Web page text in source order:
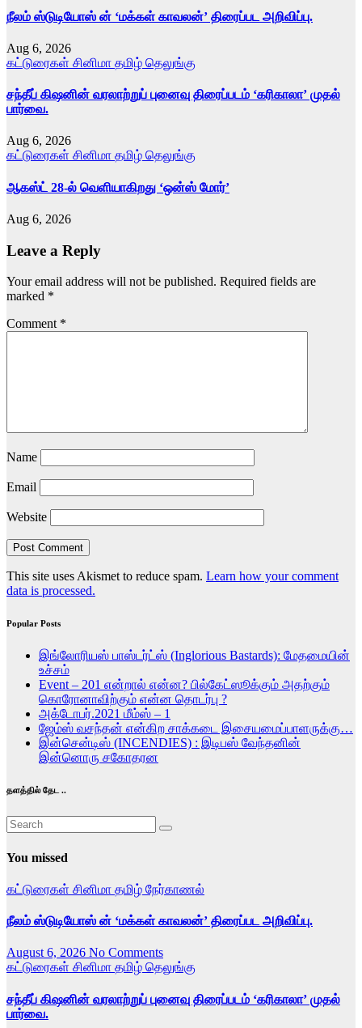
நீலம் ஸ்டுடியோஸ் ன் ‘மக்கள் காவலன்’ திரைப்பட அறிவிப்பு.
Aug 6, 2026
கட்டுரைகள் சினிமா தமிழ் தெலுங்கு
சந்தீப் கிஷனின் வரலாற்றுப் புனைவு திரைப்படம் ‘கரிகாலா’ முதல்
பார்வை.
Aug 6, 2026
கட்டுரைகள் சினிமா தமிழ் தெலுங்கு
ஆகஸ்ட் 28-ல் வெளியாகிறது ‘ஒன்ஸ் மோர்’
Aug 6, 2026
Leave a Reply
Your email address will not be published. Required fields are
marked *
Comment *
Name
Email
Website
This site uses Akismet to reduce spam. Learn how your comment
data is processed.
Popular Posts
இங்லோரியஸ் பாஸ்டர்ட்ஸ் (Inglorious Bastards): மேதமையின்
உச்சம்
Event – 201 என்றால் என்ன? பில்கேட்ஸூக்கும் அதற்கும்
கொரோனாவிற்கும் என்ன தொடர்பு ?
அக்டோபர்.2021 மீம்ஸ் – 1
ஜேம்ஸ் வசந்தன் என்கிற சாக்கடை இசையமைப்பாளருக்கு…
இன்சென்டிஸ் (INCENDIES) : இடிபஸ் வேந்தனின்
இன்னொரு சகோதரன
தளத்தில் தேட ..
You missed
கட்டுரைகள் சினிமா தமிழ் நேர்காணல்
நீலம் ஸ்டுடியோஸ் ன் ‘மக்கள் காவலன்’ திரைப்பட அறிவிப்பு.
August 6, 2026 No Comments
கட்டுரைகள் சினிமா தமிழ் தெலுங்கு
சந்தீப் கிஷனின் வரலாற்றுப் புனைவு திரைப்படம் ‘கரிகாலா’ முதல்
பார்வை.